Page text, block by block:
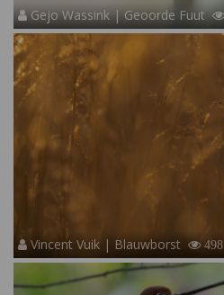
Gejo Wassink | Geoorde Fuut
Vincent Vuik | Blauwborst 498